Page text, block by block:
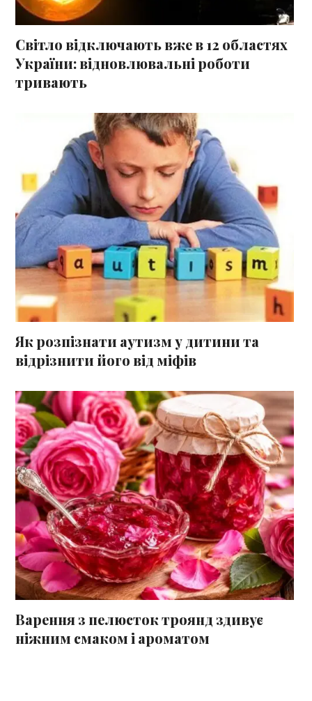
Світло відключають вже в 12 областях
України: відновлювальні роботи
тривають
Як розпізнати аутизм у дитини та
відрізнити його від міфів
Варення з пелюсток троянд здивує
ніжним смаком і ароматом